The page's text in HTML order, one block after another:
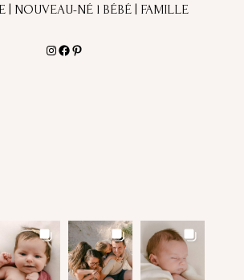
| NOUVEAU-NÉ l BÉBÉ | FAMILLE
Instagram
Facebook
Pinterest